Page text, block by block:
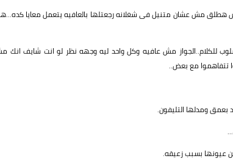
هطلق مش عشان متنيل فى شغلانه رجعتلها بالعافيه يتعمل معايا
للكلام..الجواز مش عافيه وكل واحد ليه وجهه نظر لو انت شايف
تتفاهموا مع بعض..
ومدلها التليفون.
عيونها بسبب زعيقه.